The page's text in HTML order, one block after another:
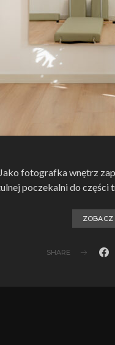
fotografka wnętrz
poczekalni do
ZOBACZ
SHARE